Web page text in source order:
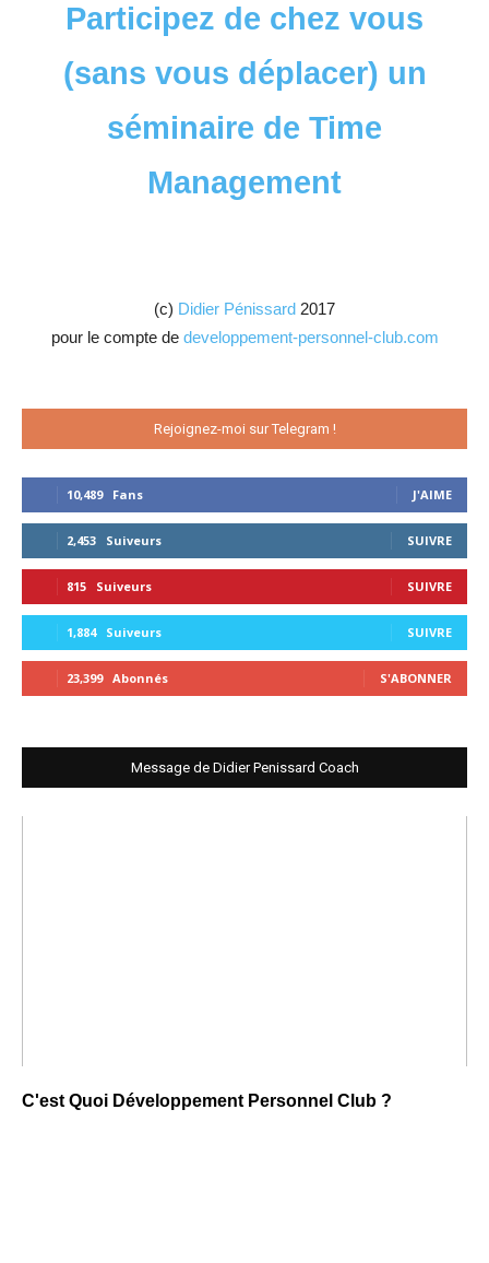
Participez de chez vous
(sans vous déplacer) un
séminaire de Time
Management
(c) Didier Pénissard 2017
pour le compte de developpement-personnel-club.com
Rejoignez-moi sur Telegram !
10,489 Fans J'AIME
2,453 Suiveurs SUIVRE
815 Suiveurs SUIVRE
1,884 Suiveurs SUIVRE
23,399 Abonnés S'ABONNER
Message de Didier Penissard Coach
C'est Quoi Développement Personnel Club ?